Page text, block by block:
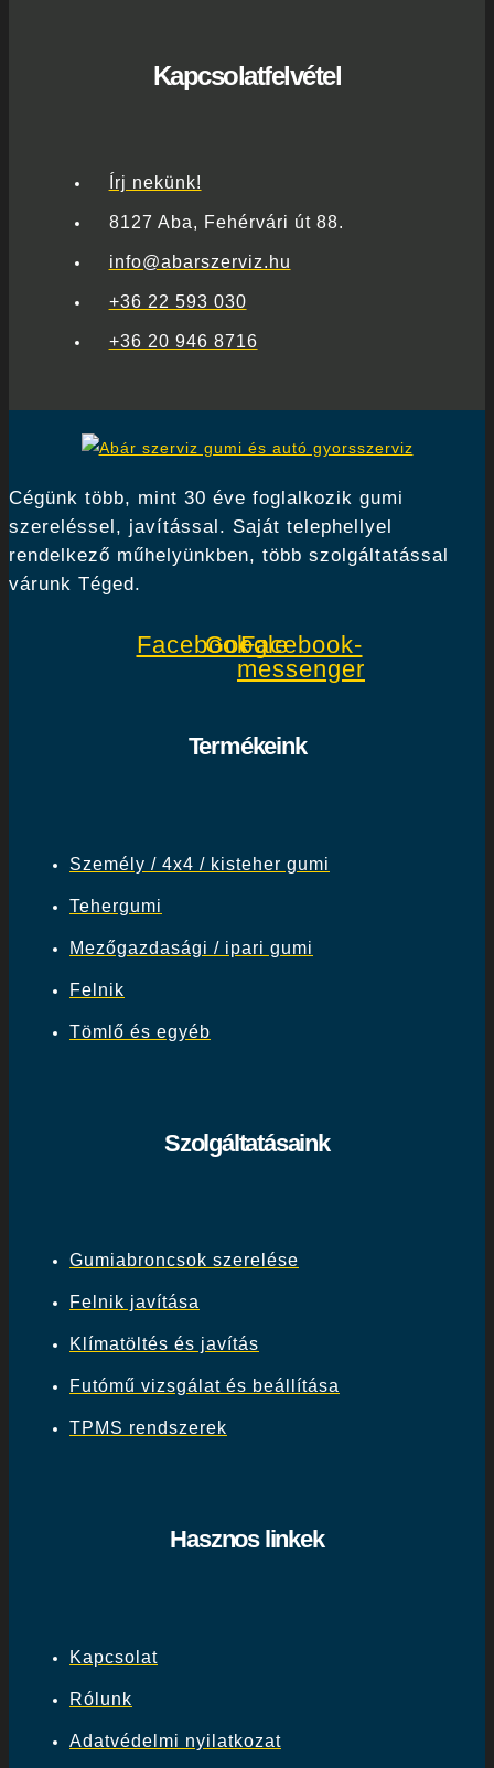
Kapcsolatfelvétel
Írj nekünk!
8127 Aba, Fehérvári út 88.
info@abarszerviz.hu
+36 22 593 030
+36 20 946 8716
Cégünk több, mint 30 éve foglalkozik gumi
szereléssel, javítással. Saját telephellyel
rendelkező műhelyünkben, több szolgáltatással
várunk Téged.
Facebook
Google
Facebook-
messenger
Termékeink
Személy / 4x4 / kisteher gumi
Tehergumi
Mezőgazdasági / ipari gumi
Felnik
Tömlő és egyéb
Szolgáltatásaink
Gumiabroncsok szerelése
Felnik javítása
Klímatöltés és javítás
Futómű vizsgálat és beállítása
TPMS rendszerek
Hasznos linkek
Kapcsolat
Rólunk
Adatvédelmi nyilatkozat